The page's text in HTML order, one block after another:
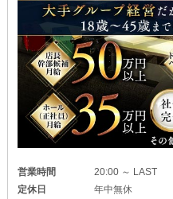
営業時間
20:00 ～ LAST
定休日
年中無休